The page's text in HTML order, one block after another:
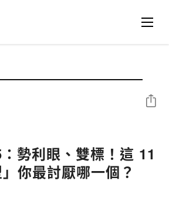
勢利眼、雙標！這 11
你最討厭哪一個？
分享